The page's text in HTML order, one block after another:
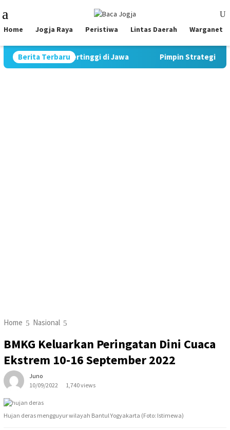
to
content
Menu
Home Jogja Raya Peristiwa Lintas Daerah Warganet
Berita Terbaru
Tertinggi di Jawa Pimpin Strategi Komunikasi
Home Nasional
BMKG Keluarkan Peringatan Dini Cuaca
Ekstrem 10-16 September 2022
Juno
10/09/2022
1,740 views
Hujan deras mengguyur wilayah Bantul Yogyakarta (Foto: Istimewa)